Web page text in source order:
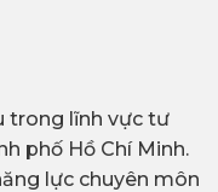
trong lĩnh vực tư
phố Hồ Chí Minh.
lực chuyên môn